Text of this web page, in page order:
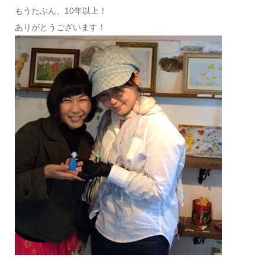
もうたぶん、10年以上！
ありがとうございます！